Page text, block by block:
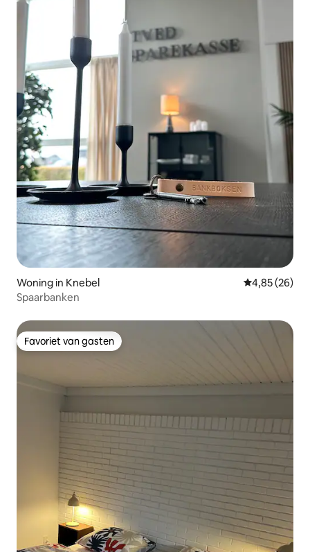
Woning in Knebel Gemiddelde
4,85 (26)
Spaarbanken
Favoriet van gasten
Favoriet van gasten